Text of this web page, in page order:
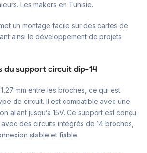
Les makers en Tunisie.
un montage facile sur des cartes de
ainsi le développement de projets
du support circuit dip-14
mm entre les broches, ce qui est
de circuit. Il est compatible avec une
allant jusqu’à 15V. Ce support est conçu
des circuits intégrés de 14 broches,
stable et fiable.